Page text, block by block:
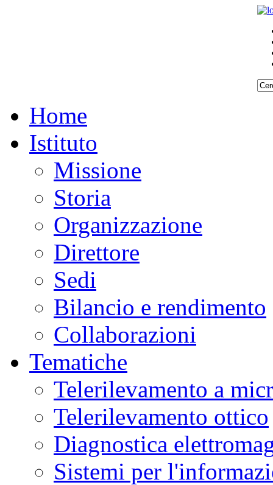
Home
Istituto
Missione
Storia
Organizzazione
Direttore
Sedi
Bilancio e rendimento
Collaborazioni
Tematiche
Telerilevamento a
Telerilevamento ottico
Diagnostica
Sistemi per